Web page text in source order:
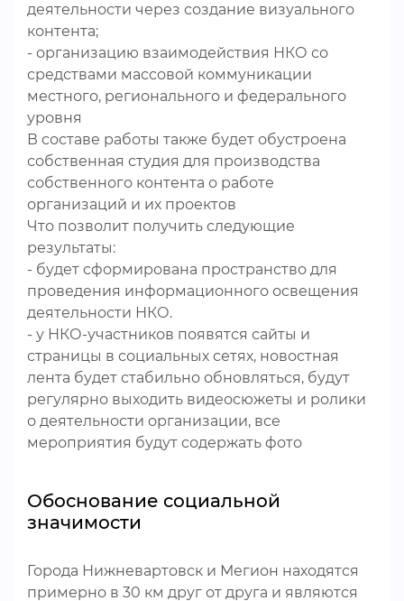
деятельности через создание визуального
контента;
- организацию взаимодействия НКО со
средствами массовой коммуникации
местного, регионального и федерального
уровня
В составе работы также будет обустроена
собственная студия для производства
собственного контента о работе
организаций и их проектов
Что позволит получить следующие
результаты:
- будет сформирована пространство для
проведения информационного освещения
деятельности НКО.
- у НКО-участников появятся сайты и
страницы в социальных сетях, новостная
лента будет стабильно обновляться, будут
регулярно выходить видеосюжеты и ролики
о деятельности организации, все
мероприятия будут содержать фото
Обоснование социальной
значимости
Города Нижневартовск и Мегион находятся
примерно в 30 км друг от друга и являются